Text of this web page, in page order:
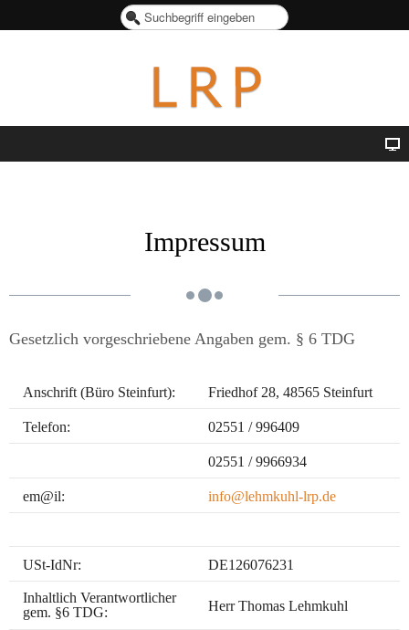
S
u
.
.
Impressum
Gesetzlich vorgeschriebene Angaben gem. § 6 TDG
Anschrift (Büro Steinfurt): Friedhof 28, 48565 Steinfurt
Telefon: 02551 / 996409
02551 / 9966934
em@il: info@lehmkuhl-lrp.de
USt-IdNr: DE126076231
Inhaltlich Verantwortlicher
gem. §6 TDG:
Herr Thomas Lehmkuhl